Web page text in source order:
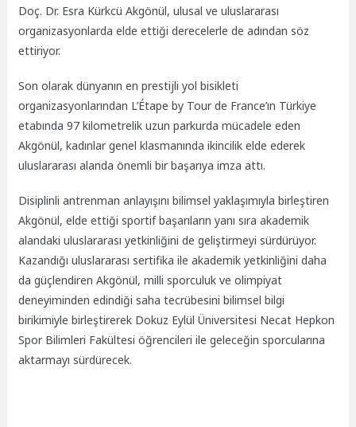
Doç. Dr. Esra Kürkcü Akgönül, ulusal ve uluslararası
organizasyonlarda elde ettiği derecelerle de adından söz
ettiriyor.
Son olarak dünyanın en prestijli yol bisikleti
organizasyonlarından L’Étape by Tour de France’ın Türkiye
etabında 97 kilometrelik uzun parkurda mücadele eden
Akgönül, kadınlar genel klasmanında ikincilik elde ederek
uluslararası alanda önemli bir başarıya imza attı.
Disiplinli antrenman anlayışını bilimsel yaklaşımıyla birleştiren
Akgönül, elde ettiği sportif başarıların yanı sıra akademik
alandaki uluslararası yetkinliğini de geliştirmeyi sürdürüyor.
Kazandığı uluslararası sertifika ile akademik yetkinliğini daha
da güçlendiren Akgönül, milli sporculuk ve olimpiyat
deneyiminden edindiği saha tecrübesini bilimsel bilgi
birikimiyle birleştirerek Dokuz Eylül Üniversitesi Necat Hepkon
Spor Bilimleri Fakültesi öğrencileri ile geleceğin sporcularına
aktarmayı sürdürecek.